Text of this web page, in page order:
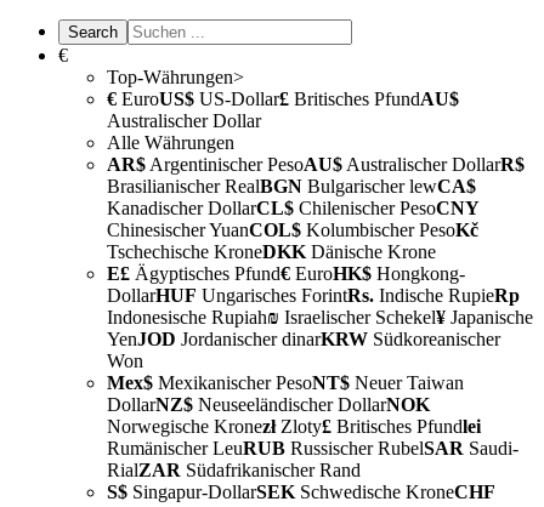
€
Top-Währungen>
€ EuroUS$ US-Dollar£ Britisches PfundAU$
Australischer Dollar
Alle Währungen
AR$ Argentinischer PesoAU$ Australischer DollarR$
Brasilianischer RealBGN Bulgarischer lewCA$
Kanadischer DollarCL$ Chilenischer PesoCNY
Chinesischer YuanCOL$ Kolumbischer PesoKč
Tschechische KroneDKK Dänische Krone
E£ Ägyptisches Pfund€ EuroHK$ Hongkong-
DollarHUF Ungarisches ForintRs. Indische RupieRp
Indonesische Rupiah₪ Israelischer Schekel¥ Japanische
YenJOD Jordanischer dinarKRW Südkoreanischer
Won
Mex$ Mexikanischer PesoNT$ Neuer Taiwan
DollarNZ$ Neuseeländischer DollarNOK
Norwegische KronezłZloty£ Britisches Pfundlei
Rumänischer LeuRUB Russischer RubelSAR Saudi-
RialZAR Südafrikanischer Rand
S$ Singapur-DollarSEK Schwedische KroneCHF